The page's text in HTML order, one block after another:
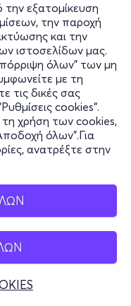
εξατομίκευση
την παροχή
και την
ιστοσελίδων μας.
όλων" των μη
με τη
τις δικές σας
cookies".
τη χρήση των cookies,
όλων".Για
ανατρέξτε στην